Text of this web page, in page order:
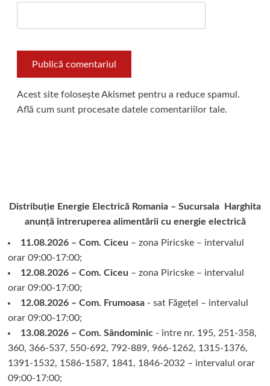
Acest site folosește Akismet pentru a reduce spamul.
Află cum sunt procesate datele comentariilor tale.
Distribuție Energie Electrică Romania – Sucursala Harghita
anunță întreruperea alimentării cu energie electrică
11.08.2026 – Com. Ciceu – zona Piricske – intervalul
orar 09:00-17:00;
12.08.2026 – Com. Ciceu – zona Piricske – intervalul
orar 09:00-17:00;
12.08.2026 – Com. Frumoasa- sat Făgețel – intervalul
orar 09:00-17:00;
13.08.2026 – Com. Sândominic- între nr. 195, 251-358,
360, 366-537, 550-692, 792-889, 966-1262, 1315-1376,
1391-1532, 1586-1587, 1841, 1846-2032 – intervalul orar
09:00-17:00;